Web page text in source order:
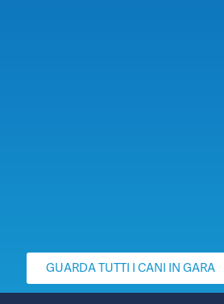
GUARDA TUTTI I CANI IN GARA